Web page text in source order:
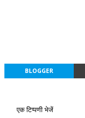
BLOGGER
एक टिप्पणी भेजें